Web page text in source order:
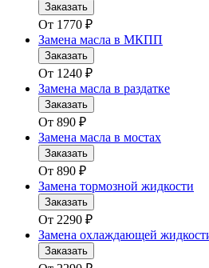
Заказать
От 1770 ₽
Замена масла в МКПП
Заказать
От 1240 ₽
Замена масла в раздатке
Заказать
От 890 ₽
Замена масла в мостах
Заказать
От 890 ₽
Замена тормозной жидкости
Заказать
От 2290 ₽
Замена охлаждающей
Заказать